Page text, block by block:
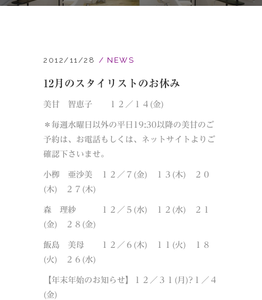
2012/11/28 NEWS
12月のスタイリストのお休み
美甘 智恵子 １２／１４(金)
＊毎週水曜日以外の平日19:30以降の美甘のご
予約は、お電話もしくは、ネットサイトよりご
確認下さいませ。
小栁 亜沙美 １２／７(金) １３(木) ２０
(木) ２７(木)
森 理紗 １２／５(水) １２(水) ２１
(金) ２８(金)
飯島 美母 １２／６(木) １１(火) １８
(火) ２６(水)
【年末年始のお知らせ】１２／３１(月)?１／４
(金)